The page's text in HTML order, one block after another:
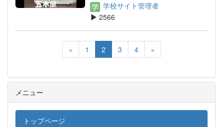
学校サイト管理者
2566
« 1 2 3 4 »
メニュー
トップページ